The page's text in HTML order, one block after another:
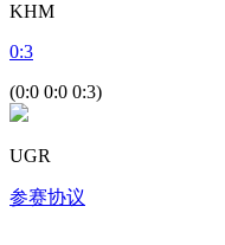
KHM
0:3
(0:0 0:0 0:3)
UGR
参赛协议